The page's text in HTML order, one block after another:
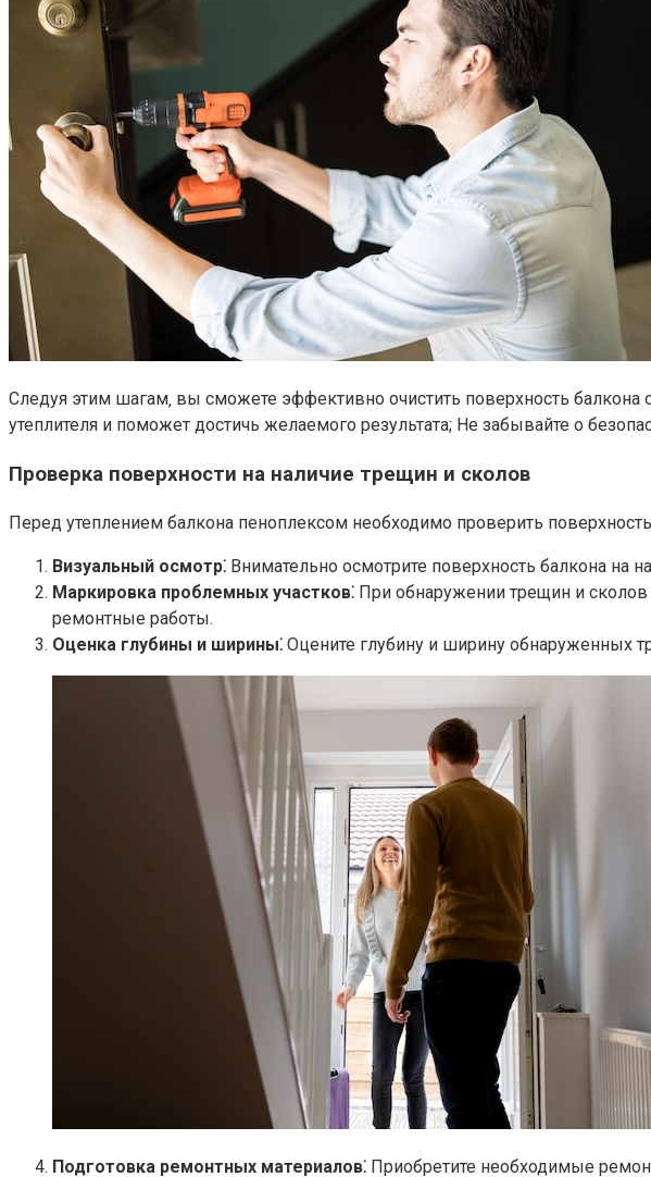
Следуя этим шагам‚ вы сможете эффективно очистить поверхность
утеплителя и поможет достичь желаемого результата; Не забывайте о
Проверка поверхности на наличие трещин и сколов
Перед утеплением балкона пеноплексом необходимо проверить
Визуальный осмотр⁚ Внимательно осмотрите поверхность балкона на
Маркировка проблемных участков⁚ При обнаружении трещин и
ремонтные работы.​
Оценка глубины и ширины⁚ Оцените глубину и ширину обнаруженных
Подготовка ремонтных материалов⁚ Приобретите необходимые